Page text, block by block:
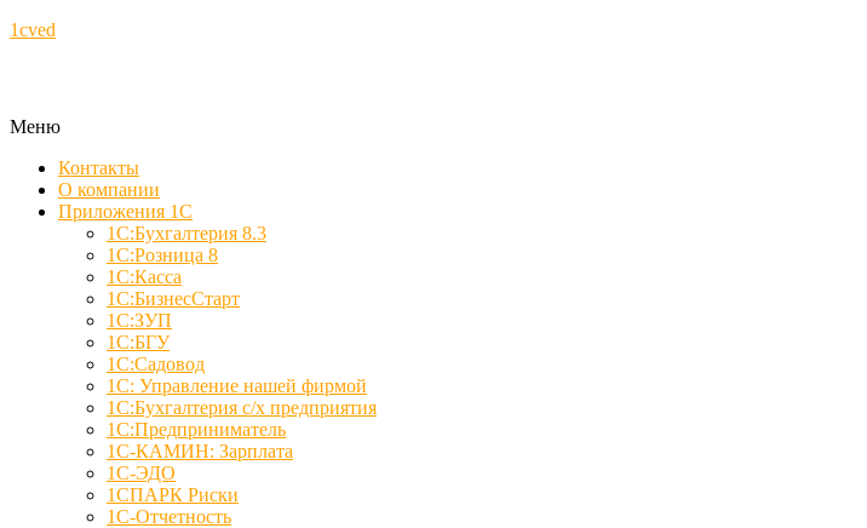
1cved
Меню
Контакты
О компании
Приложения 1С
1С:Бухгалтерия 8.3
1С:Розница 8
1С:Касса
1С:БизнесСтарт
1С:ЗУП
1С:БГУ
1С:Садовод
1С: Управление нашей фирмой
1С:Бухгалтерия с/х предприятия
1С:Предприниматель
1С-КАМИН: Зарплата
1С-ЭДО
1СПАРК Риски
1С-Отчетность